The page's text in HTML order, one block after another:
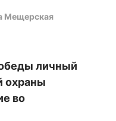
Мещерская
личный
охраны
во